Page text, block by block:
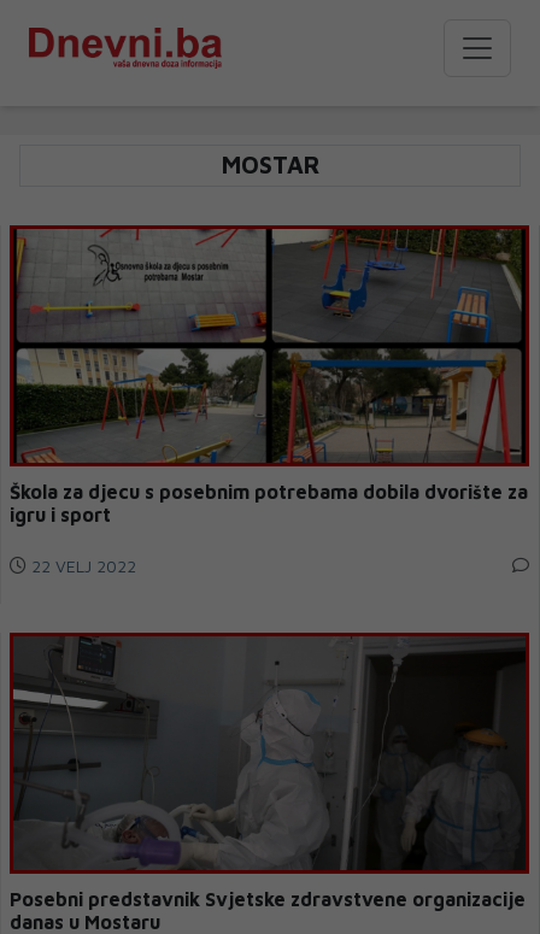
MOSTAR
Škola za djecu s posebnim potrebama dobila dvorište za
igru i sport
22 VELJ 2022
Posebni predstavnik Svjetske zdravstvene organizacije
danas u Mostaru